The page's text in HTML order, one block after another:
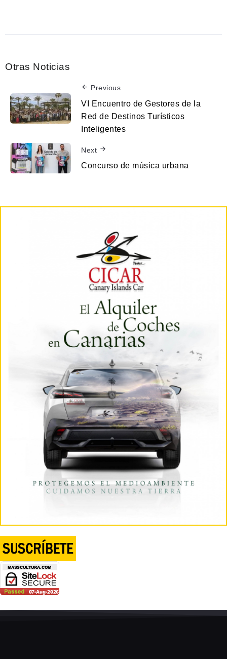
Otras Noticias
Previous
VI Encuentro de Gestores de la
Red de Destinos Turísticos
Inteligentes
Next
Concurso de música urbana